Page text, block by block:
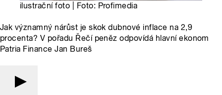
ilustrační foto | Foto: Profimedia
Jak významný nárůst je skok dubnové inflace na 2,9
procenta? V pořadu Řečí peněz odpovídá hlavní ekonom
Patria Finance Jan Bureš